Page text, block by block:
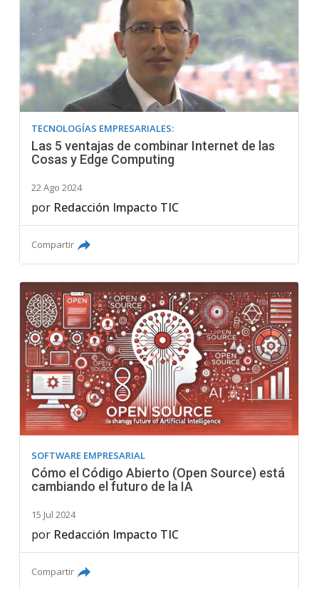
TECNOLOGÍAS EMPRESARIALES:
Las 5 ventajas de combinar Internet de las
Cosas y Edge Computing
22 Ago 2024
por Redacción Impacto TIC
Compartir
SOFTWARE EMPRESARIAL
Cómo el Código Abierto (Open Source) está
cambiando el futuro de la IA
15 Jul 2024
por Redacción Impacto TIC
Compartir